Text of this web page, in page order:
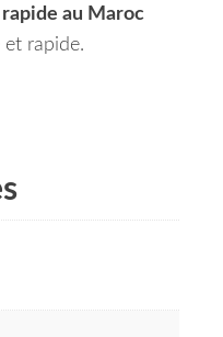
rapide au Maroc
rapide.